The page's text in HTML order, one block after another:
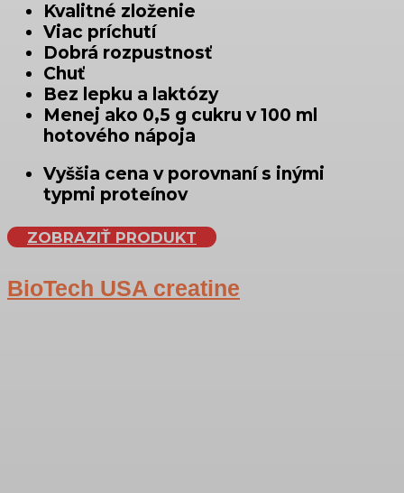
Kvalitné zloženie
Viac príchutí
Dobrá rozpustnosť
Chuť
Bez lepku a laktózy
Menej ako 0,5 g cukru v 100 ml
hotového nápoja
Vyššia cena v porovnaní s inými
typmi proteínov
ZOBRAZIŤ PRODUKT
BioTech USA creatine